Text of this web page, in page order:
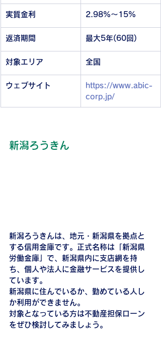
実質金利 2.98%～15%
返済期間 最大5年(60回)
対象エリア 全国
ウェブサイト
https://www.abic-
corp.jp/
新潟ろうきん
新潟ろうきんは、地元・新潟県を拠点と
する信用金庫です。正式名称は「新潟県
労働金庫」で、新潟県内に支店網を持
ち、個人や法人に金融サービスを提供し
ています。
新潟県に住んでいるか、勤めている人し
か利用ができません。
対象となっている方は不動産担保ローン
をぜひ検討してみましょう。